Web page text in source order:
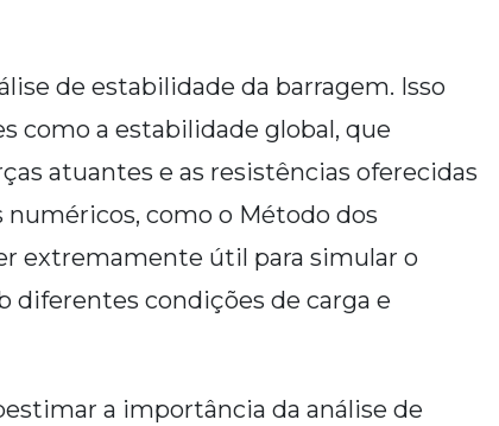
de estabilidade da barragem. Isso
como a estabilidade global, que
atuantes e as resistências oferecidas
como o Método dos
extremamente útil para simular o
diferentes condições de carga e
a importância da análise de